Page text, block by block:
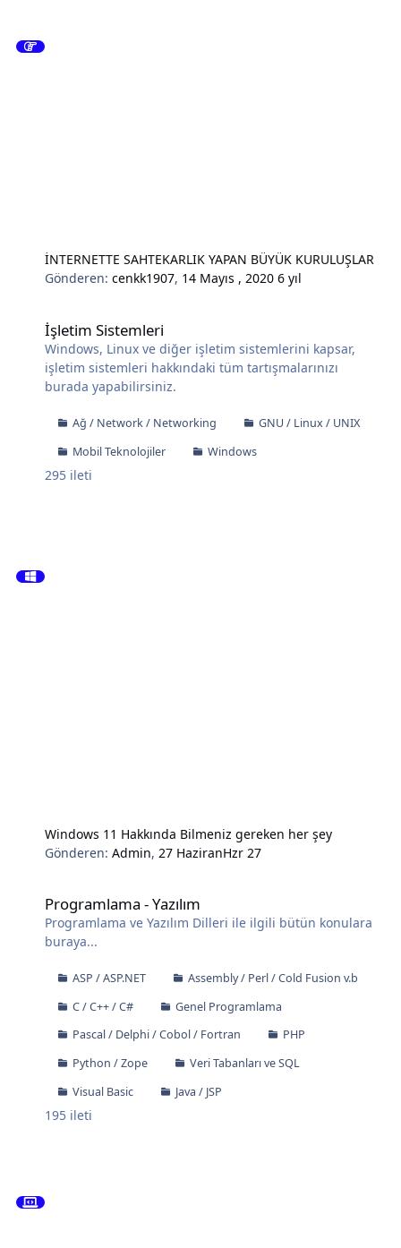
İNTERNETTE SAHTEKARLIK YAPAN BÜYÜK KURULUŞLAR
Gönderen:cenkk1907, 14 Mayıs , 20206 yıl
İşletim Sistemleri
Windows, Linux ve diğer işletim sistemlerini kapsar,
işletim sistemleri hakkındaki tüm tartışmalarınızı
burada yapabilirsiniz.
Ağ / Network / Networking
GNU / Linux / UNIX
Mobil Teknolojiler
Windows
295 ileti
Windows 11 Hakkında Bilmeniz gereken her şey
Gönderen:Admin, 27 HaziranHzr 27
Programlama - Yazılım
Programlama ve Yazılım Dilleri ile ilgili bütün konulara
buraya...
ASP / ASP.NET
Assembly / Perl / Cold Fusion v.b
C / C++ / C#
Genel Programlama
Pascal / Delphi / Cobol / Fortran
PHP
Python / Zope
Veri Tabanları ve SQL
Visual Basic
Java / JSP
195 ileti